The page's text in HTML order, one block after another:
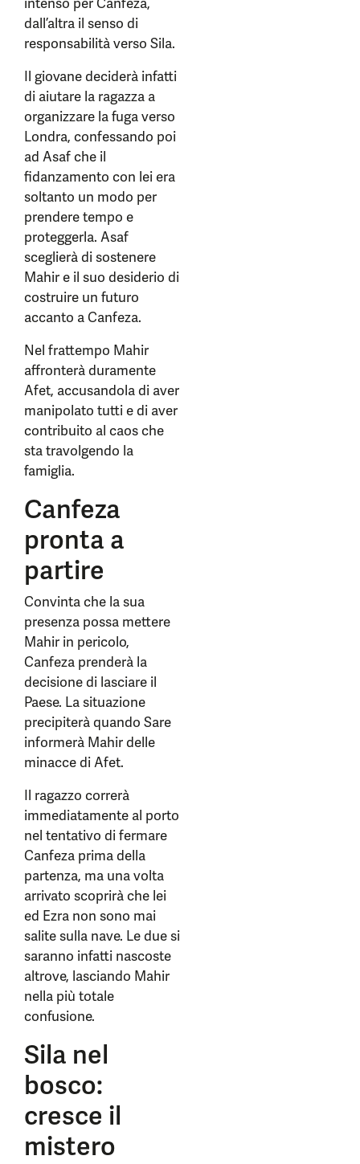
dall’altra il senso di
responsabilità verso Sila.
Il giovane deciderà infatti
di aiutare la ragazza a
organizzare la fuga verso
Londra, confessando poi
ad Asaf che il
fidanzamento con lei era
soltanto un modo per
prendere tempo e
proteggerla. Asaf
sceglierà di sostenere
Mahir e il suo desiderio di
costruire un futuro
accanto a Canfeza.
Nel frattempo Mahir
affronterà duramente
Afet, accusandola di aver
manipolato tutti e di aver
contribuito al caos che
sta travolgendo la
famiglia.
Canfeza
pronta a
partire
Convinta che la sua
presenza possa mettere
Mahir in pericolo,
Canfeza prenderà la
decisione di lasciare il
Paese. La situazione
precipiterà quando Sare
informerà Mahir delle
minacce di Afet.
Il ragazzo correrà
immediatamente al porto
nel tentativo di fermare
Canfeza prima della
partenza, ma una volta
arrivato scoprirà che lei
ed Ezra non sono mai
salite sulla nave. Le due si
saranno infatti nascoste
altrove, lasciando Mahir
nella più totale
confusione.
Sila nel
bosco:
cresce il
mistero